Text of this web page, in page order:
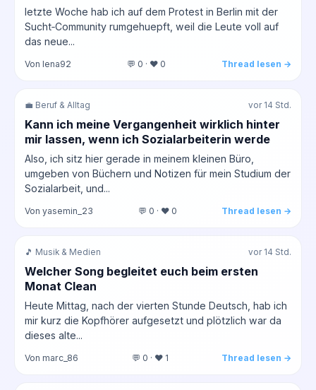
letzte Woche hab ich auf dem Protest in Berlin mit der
Sucht‑Community rumgehuepft, weil die Leute voll auf
das neue...
Von lena92 💬 0 · ❤️ 0 Thread lesen →
💼 Beruf & Alltag vor 14 Std.
Kann ich meine Vergangenheit wirklich hinter
mir lassen, wenn ich Sozialarbeiterin werde
Also, ich sitz hier gerade in meinem kleinen Büro,
umgeben von Büchern und Notizen für mein Studium der
Sozialarbeit, und...
Von yasemin_23 💬 0 · ❤️ 0 Thread lesen →
🎵 Musik & Medien vor 14 Std.
Welcher Song begleitet euch beim ersten
Monat Clean
Heute Mittag, nach der vierten Stunde Deutsch, hab ich
mir kurz die Kopfhörer aufgesetzt und plötzlich war da
dieses alte...
Von marc_86 💬 0 · ❤️ 1 Thread lesen →